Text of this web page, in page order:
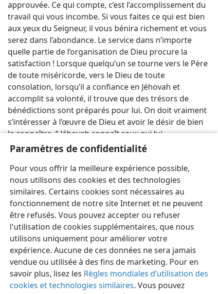
Paramètres de confidentialité
Pour vous offrir la meilleure expérience possible,
nous utilisons des cookies et des technologies
similaires. Certains cookies sont nécessaires au
fonctionnement de notre site Internet et ne peuvent
être refusés. Vous pouvez accepter ou refuser
l'utilisation de cookies supplémentaires, que nous
utilisons uniquement pour améliorer votre
expérience. Aucune de ces données ne sera jamais
vendue ou utilisée à des fins de marketing. Pour en
savoir plus, lisez les Règles mondiales d’utilisation des
cookies et technologies similaires. Vous pouvez
approuvée. Ce qui compte, c’est l’accomplissement du
travail qui vous incombe. Si vous faites ce qui est bien
aux yeux du Seigneur, il vous bénira richement et vous
serez dans l’abondance. Le service dans n’importe
quelle partie de l’organisation de Dieu procure la
satisfaction ! Lorsque quelqu’un se tourne vers le Père
de toute miséricorde, vers le Dieu de toute
consolation, lorsqu’il a confiance en Jéhovah et
accomplit sa volonté, il trouve que des trésors de
bénédictions sont préparés pour lui. On doit vraiment
s’intéresser à l’œuvre de Dieu et avoir le désir de bien
le connaître. “ Jéhovah connaît ceux qui lui
appartiennent ”, et nous, ses créatures, nous devrions
signifie la vie éternelle. w 1/1/51.
Français Partager Préférences
Copyright © 2026 Watch Tower Bible and Tract Society of Pennsylvania
Conditions d’utilisation
Règles de confidentialité
Paramètres de confidentialité
JW.ORG Se connecter